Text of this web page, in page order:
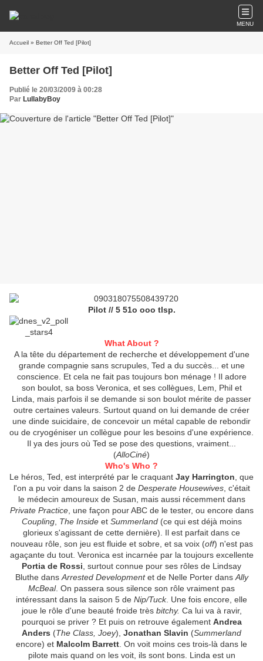
MENU
Accueil » Better Off Ted [Pilot]
Better Off Ted [Pilot]
Publié le 20/03/2009 à 00:28
Par LullabyBoy
Pilot // 5 51o ooo tlsp.
What About ?
A la tête du département de recherche et développement d'une
grande compagnie sans scrupules, Ted a du succès... et une
conscience. Et cela ne fait pas toujours bon ménage ! Il adore
son boulot, sa boss Veronica, et ses collègues, Lem, Phil et
Linda, mais parfois il se demande si son boulot mérite de passer
outre certaines valeurs. Surtout quand on lui demande de créer
une dinde suicidaire, de concevoir un métal capable de rebondir
ou de cryogéniser un collègue pour les besoins d'une expérience.
Il ya des jours où Ted se pose des questions, vraiment...
(AlloCiné)
Who's Who ?
Le héros, Ted, est interprété par le craquant Jay Harrington , que
l'on a pu voir dans la saison 2 de Desperate Housewives, c'était
le médecin amoureux de Susan, mais aussi récemment dans
Private Practice, une façon pour ABC de le tester, ou encore dans
Coupling, The Insideet Summerland(ce qui est déjà moins
glorieux s'agissant de cette dernière). Il est parfait dans ce
nouveau rôle, son jeu est fluide et sobre, et sa voix (off) n'est pas
agaçante du tout. Veronica est incarnée par la toujours excellente
Portia de Rossi , surtout connue pour ses rôles de Lindsay
Bluthe dans Arrested Developmentet de Nelle Porter dans Ally
McBeal. On passera sous silence son rôle vraiment pas
intéressant dans la saison 5 de Nip/Tuck. Une fois encore, elle
joue le rôle d'une beauté froide très bitchy. Ca lui va à ravir,
pourquoi se priver ? Et puis on retrouve également Andrea
Anders (The Class, Joey), Jonathan Slavin (Summerland
encore) et Malcolm Barrett . On voit moins ces trois-là dans le
pilote mais quand on les voit, ils sont bons. Linda est un